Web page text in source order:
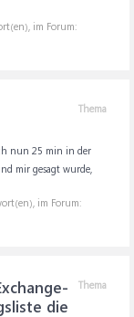
im Forum:
Thema
nun 25 min in der
mir gesagt wurde,
im Forum:
Thema
die